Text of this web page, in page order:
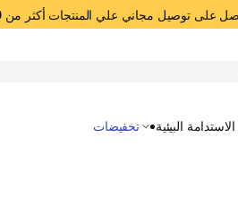
على توصيل مجاني علي المنتجات أكثر من 2000 جنيه، لفترة محدودة 🔥
الاستدامة البيئية تخفيضات